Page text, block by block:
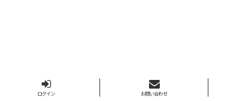
ログイン お問い合わせ